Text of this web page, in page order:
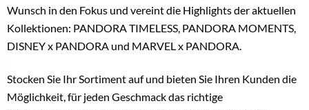
Wunsch in den Fokus und vereint die Highlights der aktuellen
Kollektionen: PANDORA TIMELESS, PANDORA MOMENTS,
DISNEY x PANDORA und MARVEL x PANDORA.
Stocken Sie Ihr Sortiment auf und bieten Sie Ihren Kunden die
Möglichkeit, für jeden Geschmack das richtige